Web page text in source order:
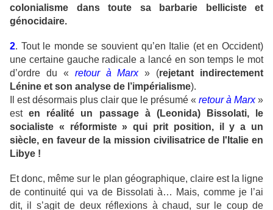
colonialisme dans toute sa barbarie belliciste et
génocidaire.
2. Tout le monde se souvient qu’en Italie (et en Occident)
une certaine gauche radicale a lancé en son temps le mot
d’ordre du « retour à Marx» (rejetant indirectement
Lénine et son analyse de l’impérialisme).
Il est désormais plus clair que le présumé « retour à Marx»
esten réalité un passage à (Leonida) Bissolati, le
socialiste « réformiste » qui prit position, il y a un
siècle, en faveur de la mission civilisatrice de l'Italie en
Libye !
Et donc, même sur le plan géographique, claire est la ligne
de continuité qui va de Bissolati à… Mais, comme je l’ai
dit, il s’agit de deux réflexions à chaud, sur le coup de